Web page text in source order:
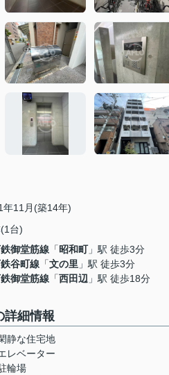
年11月(築14年)
台)
御堂筋線 「昭和町」駅 徒歩3分
谷町線 「文の里 」駅 徒歩3分
御堂筋線 「西田辺 」駅 徒歩18分
詳細情報
静な住宅地
レベーター
輪場